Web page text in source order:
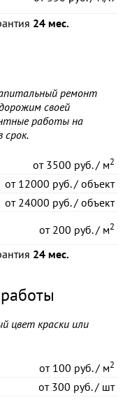
24 мес.
ремонт
своей
работы на
срок.
от3500 руб. / м2
от12000 руб. / объект
от24000 руб. / объект
от200 руб. / м2
24 мес.
цвет краски или
от100 руб. / м2
от300 руб. / шт